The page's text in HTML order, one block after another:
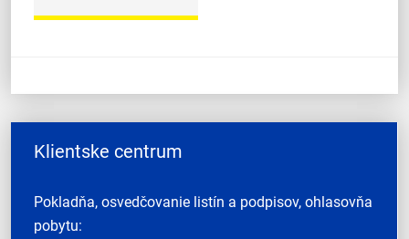
Klientske centrum
Pokladňa, osvedčovanie listín a podpisov, ohlasovňa
pobytu: